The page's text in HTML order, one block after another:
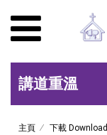
講道重溫
主頁 下載 Download